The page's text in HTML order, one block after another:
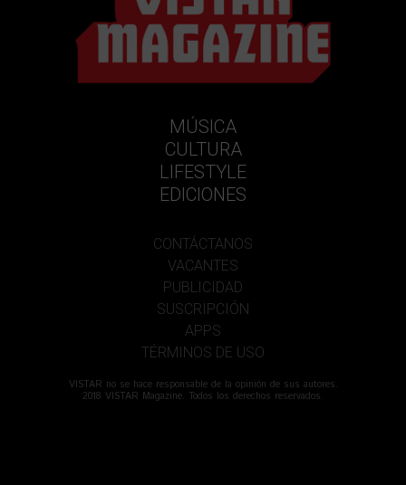
MÚSICA
CULTURA
LIFESTYLE
EDICIONES
CONTÁCTANOS
VACANTES
PUBLICIDAD
SUSCRIPCIÓN
APPS
TÉRMINOS DE USO
VISTAR no se hace responsable de la opinión de sus autores.
2018 VISTAR Magazine. Todos los derechos reservados.